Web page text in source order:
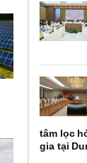
tâm lọc
gia tại